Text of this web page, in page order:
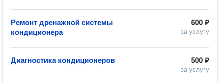
600 ₽
за услугу
Ремонт дренажной системы
кондиционера
500 ₽
за услугу
Диагностика кондиционеров